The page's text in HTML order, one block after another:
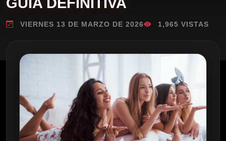
VIERNES 13 DE MARZO DE 2026 1,965 VISTAS